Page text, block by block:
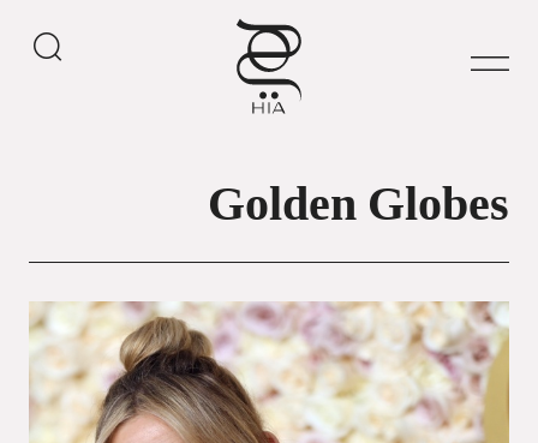
Golden Globes